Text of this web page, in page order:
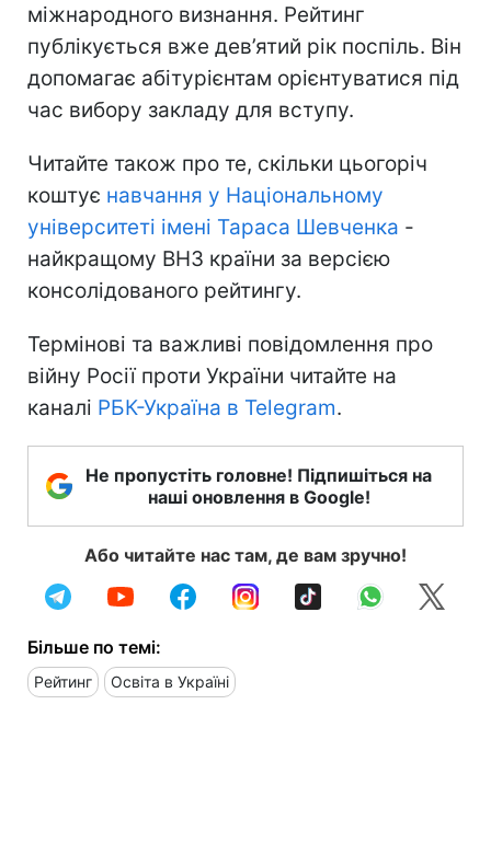
міжнародного визнання. Рейтинг
публікується вже дев’ятий рік поспіль. Він
допомагає абітурієнтам орієнтуватися під
час вибору закладу для вступу.
Читайте також про те, скільки цьогоріч
коштує навчання у Національному
університеті імені Тараса Шевченка -
найкращому ВНЗ країни за версією
консолідованого рейтингу.
Термінові та важливі повідомлення про
війну Росії проти України читайте на
каналі РБК-Україна в Telegram.
Не пропустіть головне! Підпишіться на
наші оновлення в Google!
Або читайте нас там, де вам зручно!
Більше по темі:
Рейтинг Освіта в Україні